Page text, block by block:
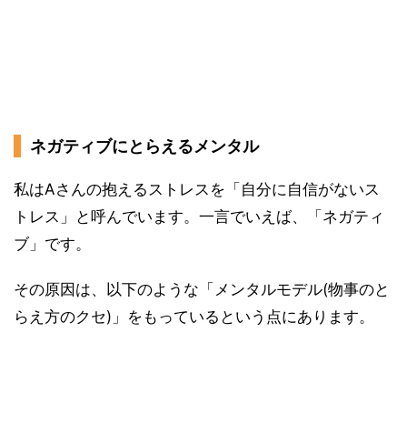
ネガティブにとらえるメンタル
私はAさんの抱えるストレスを「自分に自信がないス
トレス」と呼んでいます。一言でいえば、「ネガティ
ブ」です。
その原因は、以下のような「メンタルモデル(物事のと
らえ方のクセ)」をもっているという点にあります。